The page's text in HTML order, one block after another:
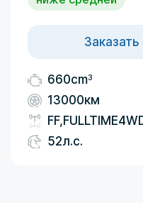
660cm3
13000км
52л.с.